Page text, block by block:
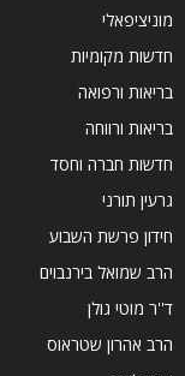
מוניציפאלי
חדשות מקומיות
בריאות ורפואה
בריאות ורווחה
חדשות חברה וחסד
גרעין תורני
חידון פרשת השבוע
הרב שמואל בירנבוים
ד''ר מוטי גולן
הרב אהרון שטראוס